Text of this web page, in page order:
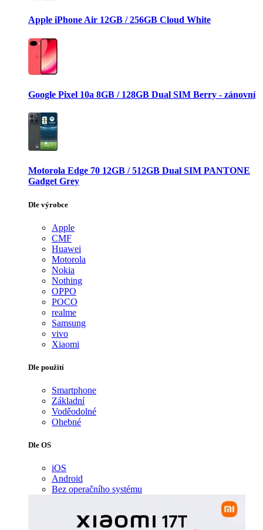
Apple iPhone Air 12GB / 256GB Cloud White
Google Pixel 10a 8GB / 128GB Dual SIM Berry - zánovní
Motorola Edge 70 12GB / 512GB Dual SIM PANTONE
Gadget Grey
Dle výrobce
Apple
CMF
Huawei
Motorola
Nokia
Nothing
OPPO
POCO
realme
Samsung
vivo
Xiaomi
Dle použití
Smartphone
Základní
Voděodolné
Ohebné
Dle OS
iOS
Android
Bez operačního systému